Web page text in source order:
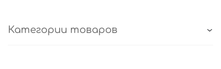
Категории товаров